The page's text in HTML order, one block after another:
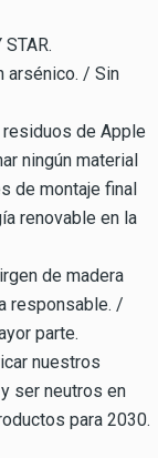
arsénico. / Sin
residuos de Apple
ningún material
de montaje final
renovable en la
de madera
responsable. /
parte.
nuestros
ser neutros en
para 2030.